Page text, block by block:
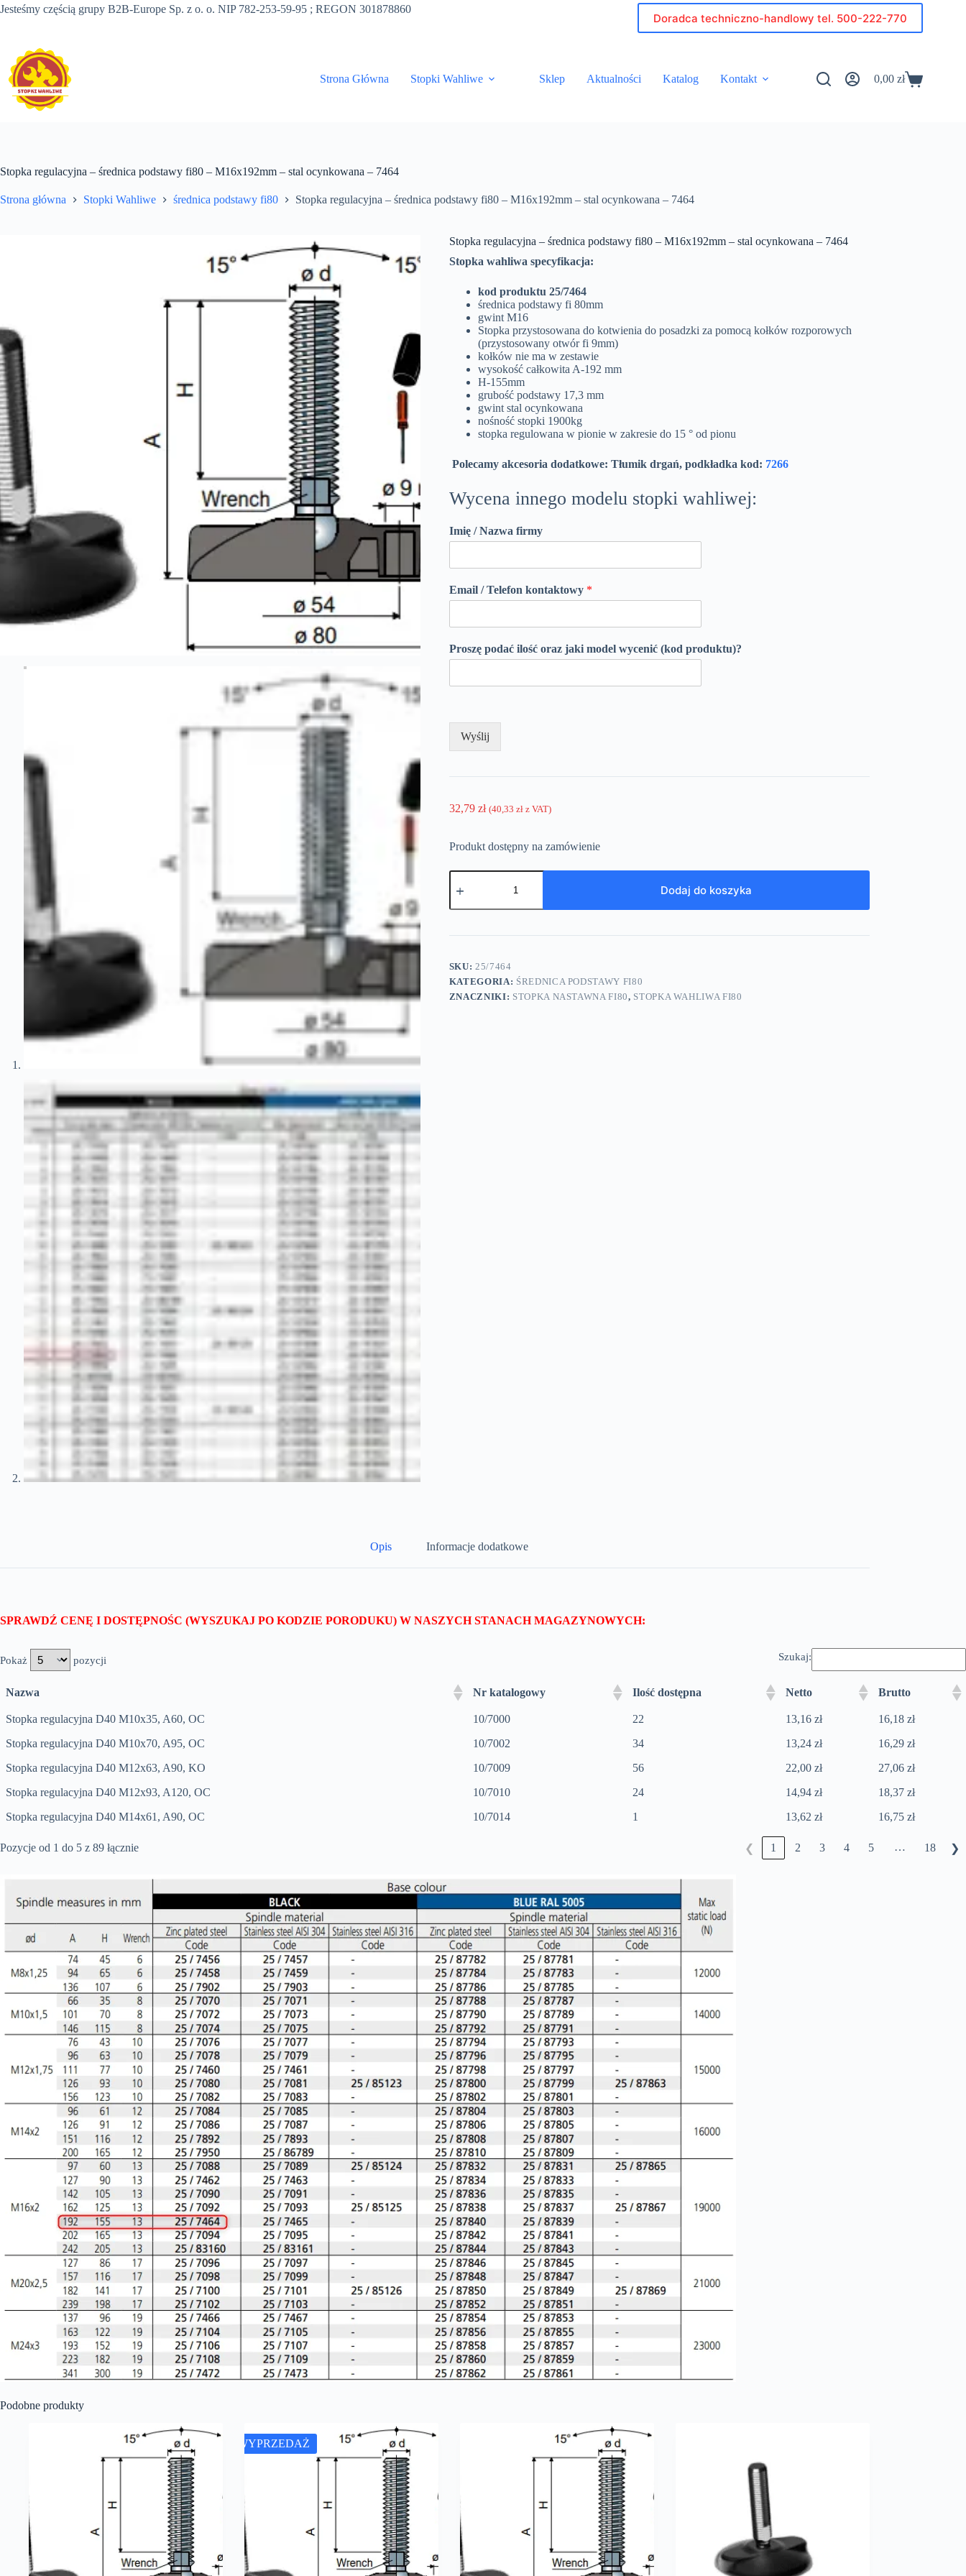
Przejdź
Jesteśmy częścią grupy B2B-Europe Sp. z o. o. NIP 782-253-59-95 ; REGON 301878860
Doradca techniczno-handlowy tel. 500-222-770
Strona Główna Stopki Wahliwe Sklep Aktualności Katalog Kontakt Koszyk
0,00 zł
Stopka regulacyjna – średnica podstawy fi80 – M16x192mm – stal ocynkowana – 7464
Strona główna Stopki Wahliwe średnica podstawy fi80 Stopka regulacyjna – średnica podstawy fi80 – M16x192mm – stal ocynkowana – 7464
Stopka regulacyjna – średnica podstawy fi80 – M16x192mm – stal ocynkowana – 7464
Stopka wahliwa specyfikacja:
kod produktu 25/7464
średnica podstawy fi 80mm
gwint M16
Stopka przystosowana do kotwienia do posadzki za pomocą kołków rozporowych
(przystosowany otwór fi 9mm)
kołków nie ma w zestawie
wysokość całkowita A-192 mm
H-155mm
grubość podstawy 17,3 mm
gwint stal ocynkowana
nośność stopki 1900kg
stopka regulowana w pionie w zakresie do 15 ° od pionu
Polecamy akcesoria dodatkowe: Tłumik drgań, podkładka kod: 7266
Wycena innego modelu stopki wahliwej:
Imię / Nazwa firmy
Email / Telefon kontaktowy *
Proszę podać ilość oraz jaki model wycenić (kod produktu)?
Wyślij
32,79 zł (40,33 złz VAT)
Produkt dostępny na zamówienie
ilość
Stopka
-
podstawy
-
M16x192mm
-
stal
Dodaj do koszyka
SKU:25/7464
KATEGORIA: ŚREDNICA PODSTAWY FI80
ZNACZNIKI: STOPKA NASTAWNA FI80, STOPKA WAHLIWA FI80
Opis Informacje dodatkowe
SPRAWDŹ CENĘ I DOSTĘPNOŚC (WYSZUKAJ PO KODZIE PORODUKU) W NASZYCH STANACH MAGAZYNOWYCH:
Pokaż pozycji Szukaj:
Nazwa Nr katalogowy Ilość dostępna Netto Brutto
Stopka regulacyjna D40 M10x35, A60, OC 10/7000 22 13,16 zł
16,18 zł
Stopka regulacyjna D40 M10x70, A95, OC
10/7002 34 13,24 zł
16,29 zł
Stopka regulacyjna D40 M12x63, A90, KO
10/7009 56 22,00 zł
27,06 zł
Stopka regulacyjna D40 M12x93, A120, OC
10/7010 24 14,94 zł
18,37 zł
Stopka regulacyjna D40 M14x61, A90, OC
10/7014 1 13,62 zł 16,75 zł
Pozycje od 1 do 5 z 89 łącznie ❮ 1 2 3 4 5 … 18 ❯
Podobne produkty
WYPRZEDAŻ